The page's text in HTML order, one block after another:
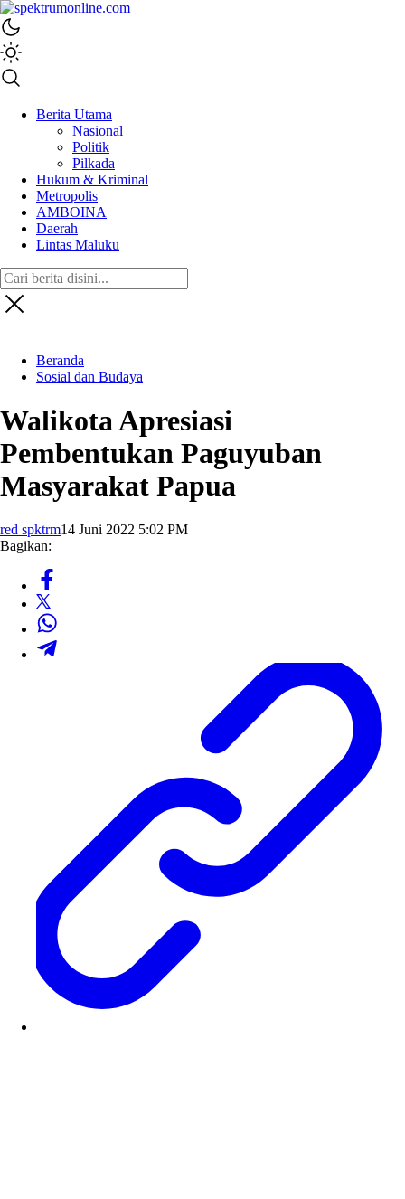
spektrumonline.com
Berita Utama
Nasional
Politik
Pilkada
Hukum & Kriminal
Metropolis
AMBOINA
Daerah
Lintas Maluku
Beranda
Sosial dan Budaya
Walikota Apresiasi
Pembentukan Paguyuban
Masyarakat Papua
red spktrm14 Juni 2022 5:02 PM
Bagikan: